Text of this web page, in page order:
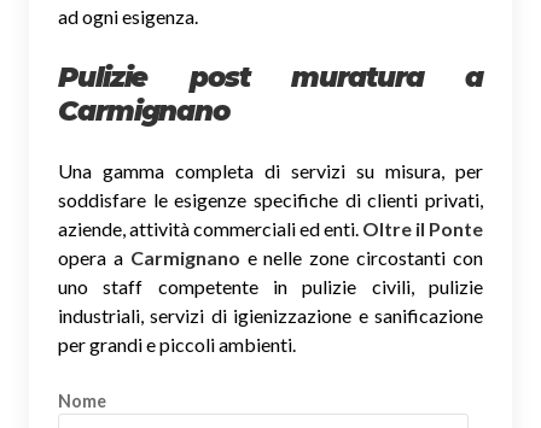
ad ogni esigenza.
Pulizie post muratura a
Carmignano
Una gamma completa di servizi su misura, per
soddisfare le esigenze specifiche di clienti privati,
aziende, attività commerciali ed enti. Oltre il Ponte
opera a Carmignano e nelle zone circostanti con
uno staff competente in pulizie civili, pulizie
industriali, servizi di igienizzazione e sanificazione
per grandi e piccoli ambienti.
Nome